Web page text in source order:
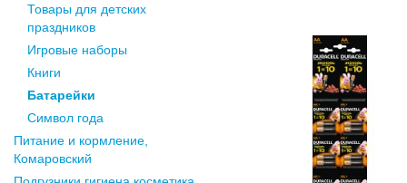
Товары для детских
праздников
Игровые наборы
Книги
Батарейки
Символ года
Питание и кормление,
Комаровский